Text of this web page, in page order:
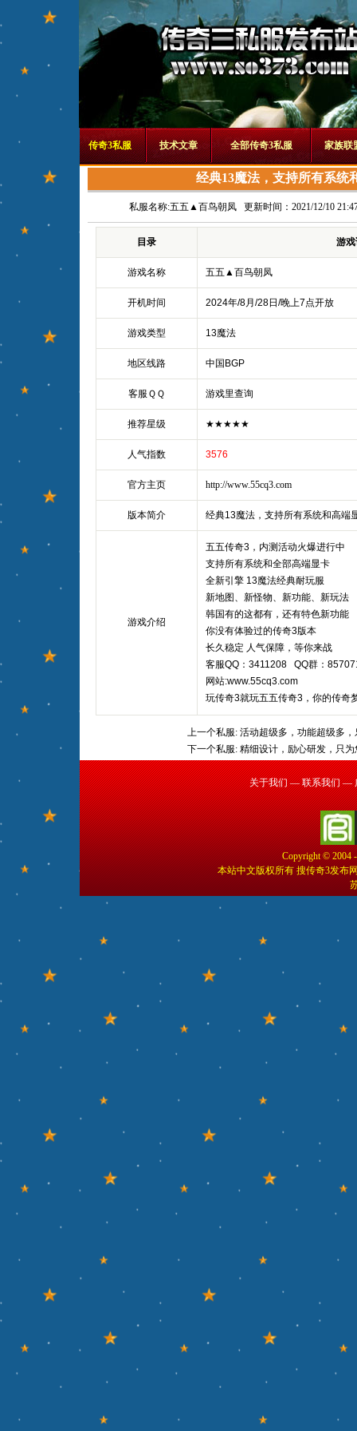
传奇3私服 技术文章 全部传奇3私服 家族联
经典13魔法，支持所有系统
私服名称:五五▲百鸟朝凤更新时间：2021/12/10
目录 游
游戏名称 五五▲百鸟朝凤
开机时间 2024年/8月/28日/晚上7点开放
游戏类型 13魔法
地区线路 中国BGP
客服ＱＱ 游戏里查询
推荐星级 ★★★★★
人气指数 3576
官方主页 http://www.55cq3.com
版本简介 经典13魔法，支持所有系统和高端
游戏介绍
五五传奇3，内测活动火爆进行中
支持所有系统和全部高端显卡
全新引擎 13魔法经典耐玩服
新地图、新怪物、新功能、新玩法
韩国有的这都有，还有特色新功能
你没有体验过的传奇3版本
长久稳定 人气保障，等你来战
客服QQ：3411208 QQ群：
网站:www.55cq3.com
玩传奇3就玩五五传奇3，你的传奇
上一个私服: 活动超级多，功能超级多
下一个私服: 精细设计，励心研发，只
关于我们 — 联系我们 —
Copyright © 2004
本站中文版权所有 搜传奇3发布